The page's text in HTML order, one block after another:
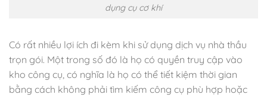
dụng cụ cơ khí
Có rất nhiều lợi ích đi kèm khi sử dụng dịch vụ nhà thầu
trọn gói. Một trong số đó là họ có quyền truy cập vào
kho công cụ, có nghĩa là họ có thể tiết kiệm thời gian
bằng cách không phải tìm kiếm công cụ phù hợp hoặc